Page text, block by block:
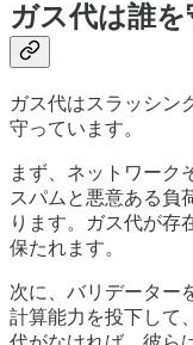
ガス代は誰
ガス代はスラッシン
守っています。
まず、ネットワーク
スパムと悪意ある負
ります。ガス代が存
保たれます。
次に、バリデーター
計算能力を投下して